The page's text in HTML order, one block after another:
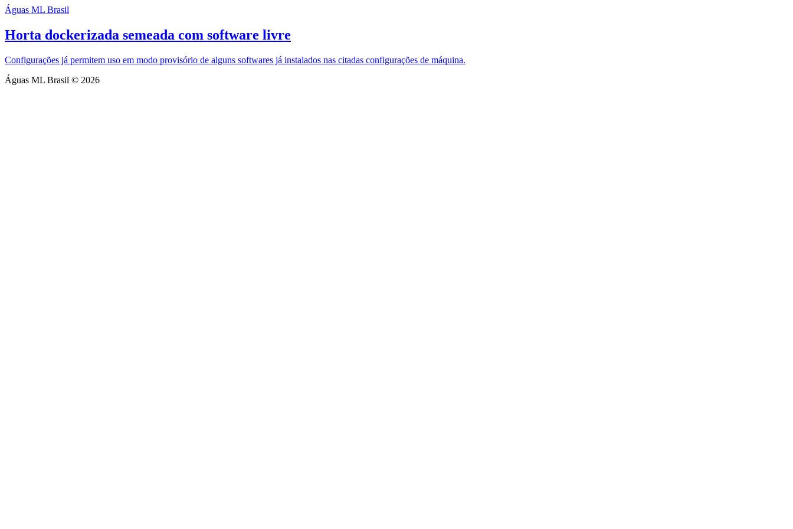
Águas ML Brasil
Horta dockerizada semeada com software livre
Configurações já permitem uso em modo provisório de alguns softwares já instalados nas citadas configurações de máquina.
Águas ML Brasil © 2026